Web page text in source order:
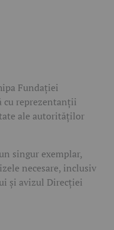
Fundației
cu reprezentanții
ale autorităților
singur exemplar,
necesare, inclusiv
și avizul Direcției